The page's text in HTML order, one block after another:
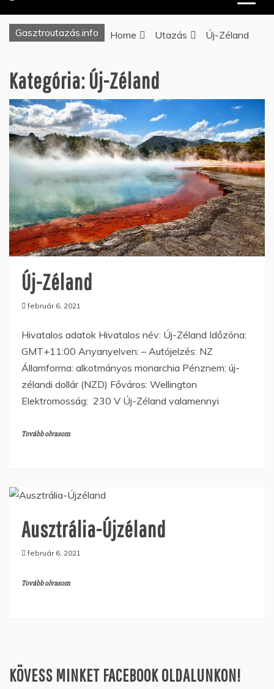
Gasztroutazás.info Home Utazás Új-Zéland
Kategória:Új-Zéland
Új-Zéland
február 6, 2021
Hivatalos adatok Hivatalos név: Új-Zéland Időzóna:
GMT+11:00 Anyanyelven: – Autójelzés: NZ
Államforma: alkotmányos monarchia Pénznem: új-
zélandi dollár (NZD) Főváros: Wellington
Elektromosság: 230 V Új-Zéland valamennyi
Tovább olvasom
Ausztrália-Újzéland
február 6, 2021
Tovább olvasom
KÖVESS MINKET FACEBOOK OLDALUNKON!